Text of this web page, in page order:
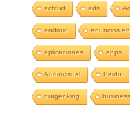
actitud ads
android anuncios
aplicaciones apps
Audiovisual Baidu
burger king business